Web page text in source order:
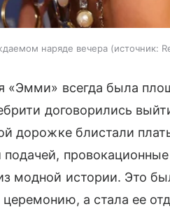
наряде вечера источник:
«Эмми» всегда была
договорились
дорожке блистали
модной истории. Это
а стала ее